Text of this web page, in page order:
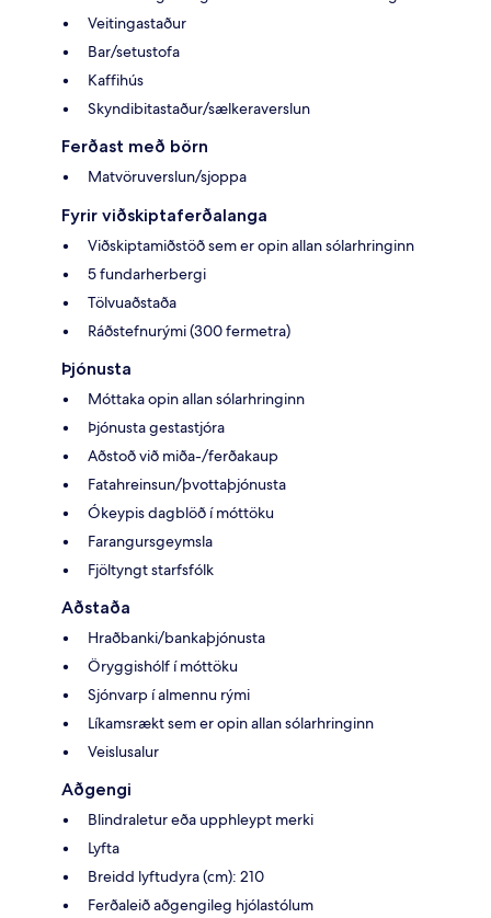
Veitingastaður
Bar/setustofa
Kaffihús
Skyndibitastaður/sælkeraverslun
Ferðast með börn
Matvöruverslun/sjoppa
Fyrir viðskiptaferðalanga
Viðskiptamiðstöð sem er opin allan sólarhringinn
5 fundarherbergi
Tölvuaðstaða
Ráðstefnurými (300 fermetra)
Þjónusta
Móttaka opin allan sólarhringinn
Þjónusta gestastjóra
Aðstoð við miða-/ferðakaup
Fatahreinsun/þvottaþjónusta
Ókeypis dagblöð í móttöku
Farangursgeymsla
Fjöltyngt starfsfólk
Aðstaða
Hraðbanki/bankaþjónusta
Öryggishólf í móttöku
Sjónvarp í almennu rými
Líkamsrækt sem er opin allan sólarhringinn
Veislusalur
Aðgengi
Blindraletur eða upphleypt merki
Lyfta
Breidd lyftudyra (cm): 210
Ferðaleið aðgengileg hjólastólum